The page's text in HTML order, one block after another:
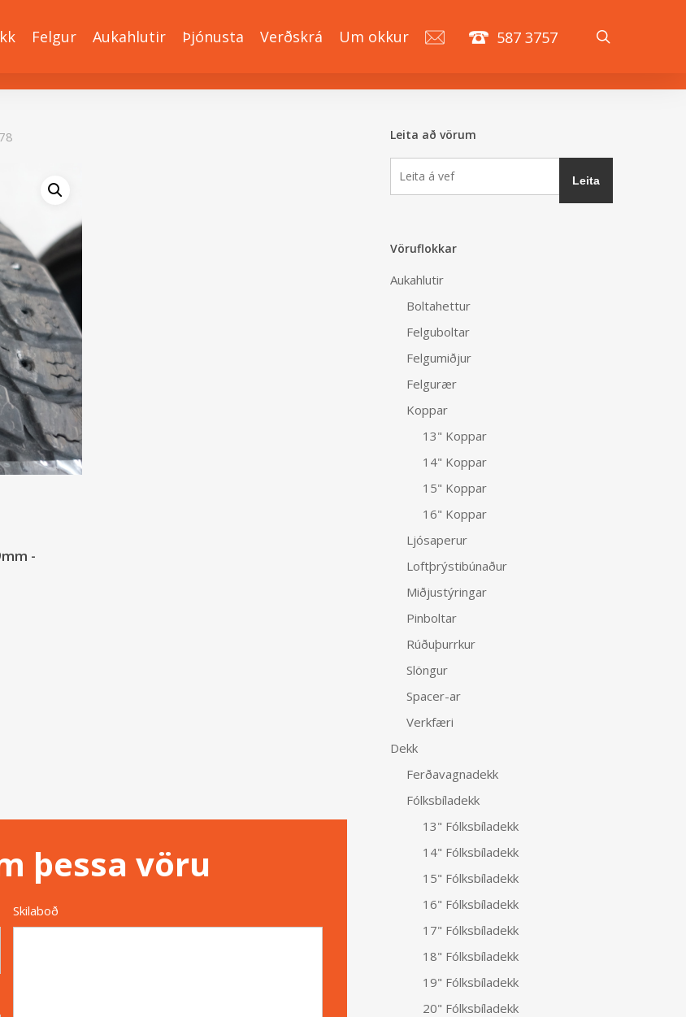
Felgur Aukahlutir Þjónusta Verðskrá Um okkur 587 3757
-
þessa vöru
Skilaboð
Leita að vörum
Vöruflokkar
Aukahlutir
Boltahettur
Felguboltar
Felgumiðjur
Felgurær
Koppar
13" Koppar
14" Koppar
15" Koppar
16" Koppar
Ljósaperur
Loftþrýstibúnaður
Miðjustýringar
Pinboltar
Rúðuþurrkur
Slöngur
Spacer-ar
Verkfæri
Dekk
Ferðavagnadekk
Fólksbíladekk
13" Fólksbíladekk
14" Fólksbíladekk
15" Fólksbíladekk
16" Fólksbíladekk
17" Fólksbíladekk
18" Fólksbíladekk
19" Fólksbíladekk
20" Fólksbíladekk